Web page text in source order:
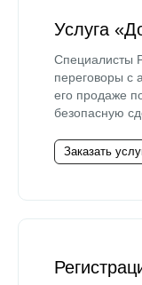
Услуга
Специалисты
переговоры с
его продаже
безопасную
Заказать